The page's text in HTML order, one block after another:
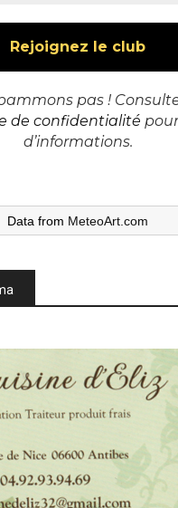
pas !
de confidentialité
d’informations.
Data from MeteoArt.com